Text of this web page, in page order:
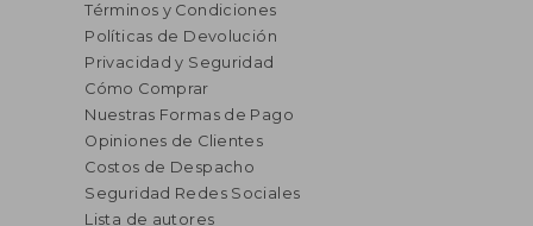
Términos y Condiciones
Políticas de Devolución
Privacidad y Seguridad
Cómo Comprar
Nuestras Formas de Pago
Opiniones de Clientes
Costos de Despacho
Seguridad Redes Sociales
Lista de autores